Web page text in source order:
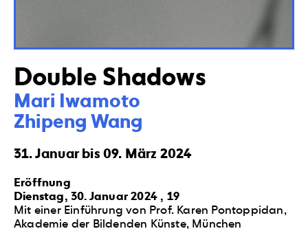
Double Shadows
Mari Iwamoto
Zhipeng Wang
31. Januar bis 09. März 2024
Eröffnung
Dienstag, 30. Januar 2024 , 19
Mit einer Einführung von Prof. Karen Pontoppidan,
Akademie der Bildenden Künste, München